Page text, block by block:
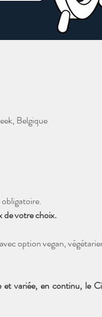
Belgique
de votre choix.
option vegan,
variée, en continu, le